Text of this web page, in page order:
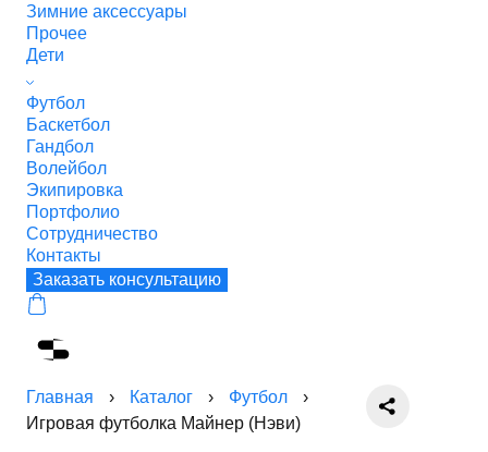
Зимние аксессуары
Прочее
Дети
Футбол
Баскетбол
Гандбол
Волейбол
Экипировка
Портфолио
Сотрудничество
Контакты
Заказать консультацию
Главная › Каталог › Футбол
›
Игровая футболка Майнер (Нэви)